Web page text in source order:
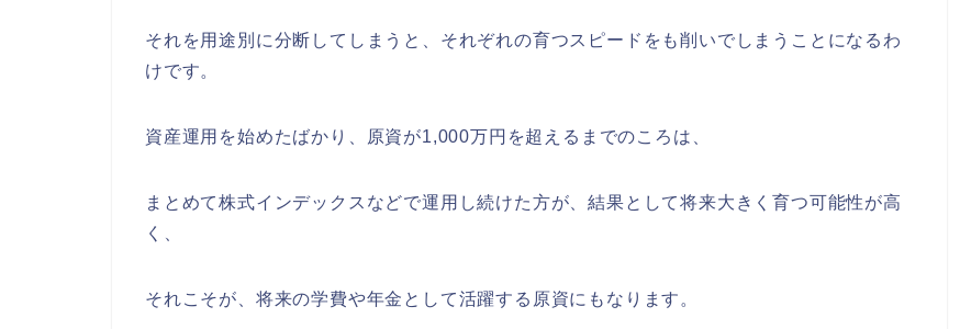
それを用途別に分断してしまうと、それぞれの育つスピードをも削いでしまうことになるわ
けです。
資産運用を始めたばかり、原資が1,000万円を超えるまでのころは、
まとめて株式インデックスなどで運用し続けた方が、結果として将来大きく育つ可能性が高
く、
それこそが、将来の学費や年金として活躍する原資にもなります。